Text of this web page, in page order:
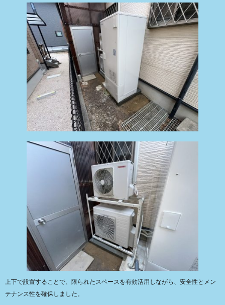
上下で設置することで、限られたスペースを有効活用しながら、安全性とメン
テナンス性を確保しました。